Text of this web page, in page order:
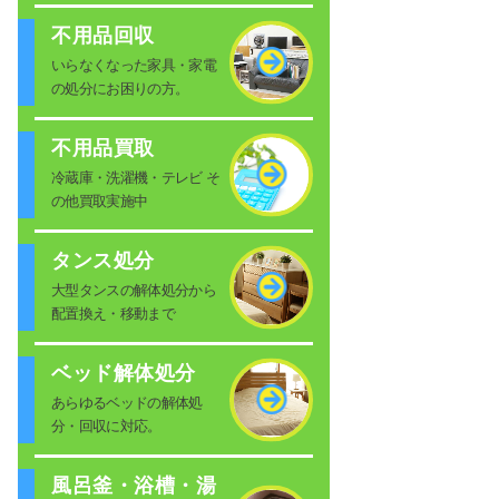
不用品回収
いらなくなった家具・家電
の処分にお困りの方。
不用品買取
冷蔵庫・洗濯機・テレビ そ
の他買取実施中
タンス処分
大型タンスの解体処分から
配置換え・移動まで
ベッド解体処分
あらゆるベッドの解体処
分・回収に対応。
風呂釜・浴槽・湯